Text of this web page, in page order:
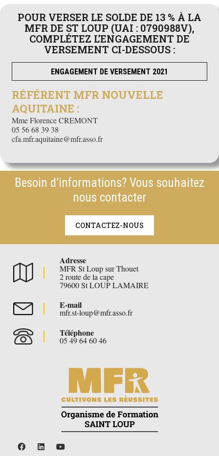
POUR VERSER LE SOLDE DE 13 % À LA
MFR DE ST LOUP (UAI : 0790988V),
COMPLÉTEZ L’ENGAGEMENT DE
VERSEMENT CI-DESSOUS :
ENGAGEMENT DE VERSEMENT 2021
RÉFÉRENT MFR NOUVELLE
AQUITAINE :
Mme Florence CREMONT
05 56 68 39 38
cfa.mfr.aquitaine@mfr.asso.fr
Besoin d’informations? Vous souhaitez
nous contacter
CONTACTEZ-NOUS
Adresse
MFR St Loup sur Thouet
2 route de la cape
79600 St LOUP LAMAIRE
E-mail
mfr.st-loup@mfr.asso.fr
Téléphone
05 49 64 60 46